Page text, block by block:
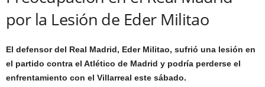
por la Lesión de Eder Militao
El defensor del Real Madrid, Eder Militao, sufrió una lesión en
el partido contra el Atlético de Madrid y podría perderse el
enfrentamiento con el Villarreal este sábado.